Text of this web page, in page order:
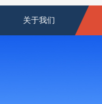
关于我们